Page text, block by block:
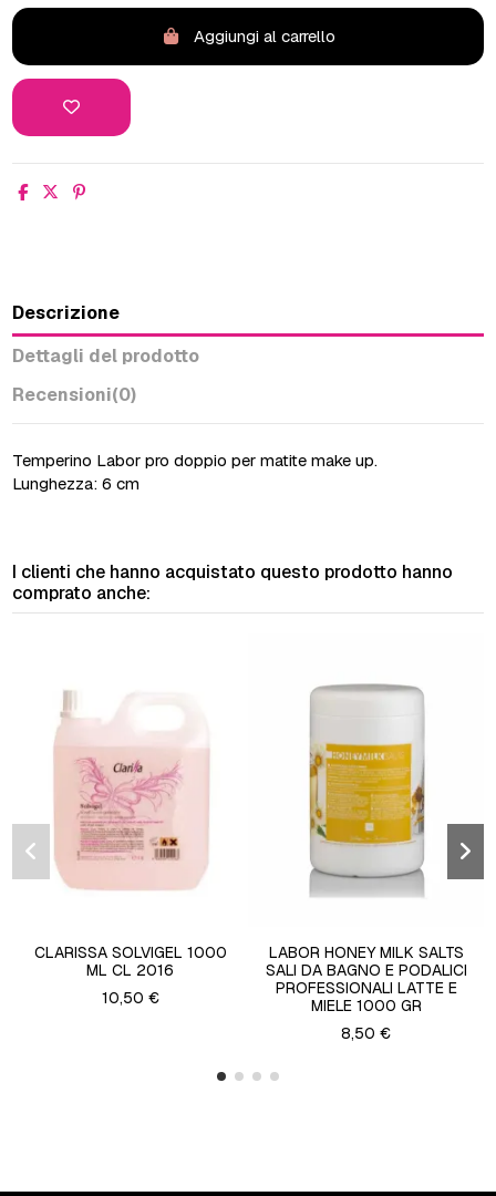
Aggiungi al carrello
Descrizione
Dettagli del prodotto
Recensioni(0)
Temperino Labor pro doppio per matite make up.
Lunghezza: 6 cm
I clienti che hanno acquistato questo prodotto hanno
comprato anche:
CLARISSA SOLVIGEL 1000
ML CL 2016
10,50 €
LABOR HONEY MILK SALTS
SALI DA BAGNO E PODALICI
PROFESSIONALI LATTE E
MIELE 1000 GR
8,50 €